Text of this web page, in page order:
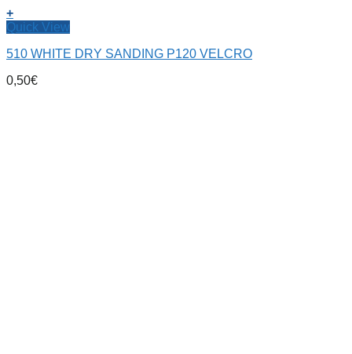
+
Quick View
510 WHITE DRY SANDING P120 VELCRO
0,50€